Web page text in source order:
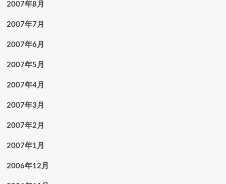
2007年8月
2007年7月
2007年6月
2007年5月
2007年4月
2007年3月
2007年2月
2007年1月
2006年12月